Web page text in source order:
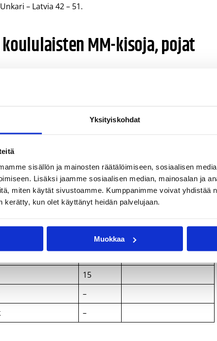
Yksityiskohdat
sisällön ja mainosten räätälöimiseen, sosiaalisen
Lisäksi jaamme sosiaalisen median, mainosalan ja
miten käytät sivustoamme. Kumppanimme voivat yhdistää
kerätty, kun olet käyttänyt heidän palvelujaan.
Muokkaa
– Latvia 42 – 51.
MM-kisoja, pojat
Joukkuetta valmensivat Pekka Eklund ja Eero Neva.
2
7
15
–
–